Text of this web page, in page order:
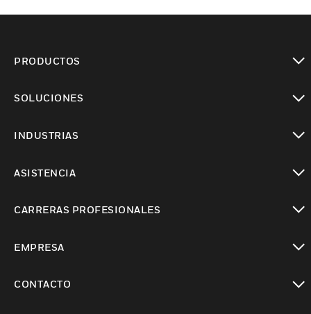
PRODUCTOS
SOLUCIONES
INDUSTRIAS
ASISTENCIA
CARRERAS PROFESIONALES
EMPRESA
CONTACTO